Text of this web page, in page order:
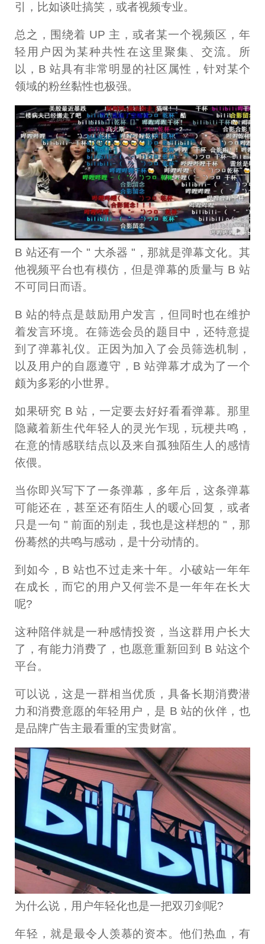
引，比如谈吐搞笑，或者视频专业。
总之，围绕着 UP 主，或者某一个视频区，年
轻用户因为某种共性在这里聚集、交流。所
以，B 站具有非常明显的社区属性，针对某个
领域的粉丝黏性也极强。
B 站还有一个 " 大杀器 "，那就是弹幕文化。其
他视频平台也有模仿，但是弹幕的质量与 B 站
不可同日而语。
B 站的特点是鼓励用户发言，但同时也在维护
着发言环境。在筛选会员的题目中，还特意提
到了弹幕礼仪。正因为加入了会员筛选机制，
以及用户的自愿遵守，B 站弹幕才成为了一个
颇为多彩的小世界。
如果研究 B 站，一定要去好好看看弹幕。那里
隐藏着新生代年轻人的灵光乍现，玩梗共鸣，
在意的情感联结点以及来自孤独陌生人的感情
依偎。
当你即兴写下了一条弹幕，多年后，这条弹幕
可能还在，甚至还有陌生人的暖心回复，或者
只是一句 " 前面的别走，我也是这样想的 "，那
份蓦然的共鸣与感动，是十分动情的。
到如今，B 站也不过走来十年。小破站一年年
在成长，而它的用户又何尝不是一年年在长大
呢?
这种陪伴就是一种感情投资，当这群用户长大
了，有能力消费了，也愿意重新回到 B 站这个
平台。
可以说，这是一群相当优质，具备长期消费潜
力和消费意愿的年轻用户，是 B 站的伙伴，也
是品牌广告主最看重的宝贵财富。
为什么说，用户年轻化也是一把双刃剑呢?
年轻，就是最令人羡慕的资本。他们热血，有